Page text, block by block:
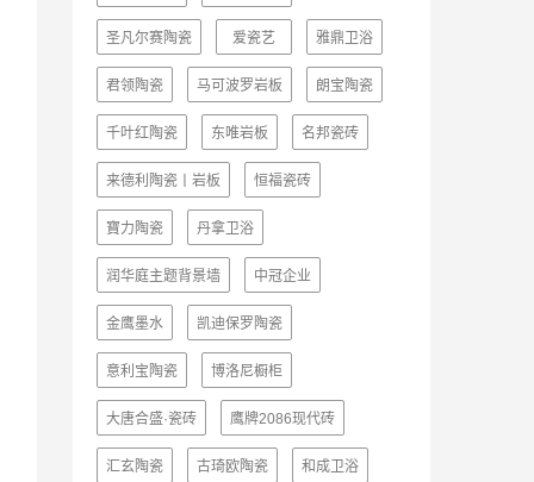
圣凡尔赛陶瓷 爱瓷艺 雅鼎卫浴
君领陶瓷 马可波罗岩板 朗宝陶瓷
千叶红陶瓷 东唯岩板 名邦瓷砖
来德利陶瓷丨岩板 恒福瓷砖
寶力陶瓷 丹拿卫浴
润华庭主题背景墙 中冠企业
金鹰墨水 凯迪保罗陶瓷
意利宝陶瓷 博洛尼橱柜
大唐合盛·瓷砖 鹰牌2086现代砖
汇玄陶瓷 古琦欧陶瓷 和成卫浴